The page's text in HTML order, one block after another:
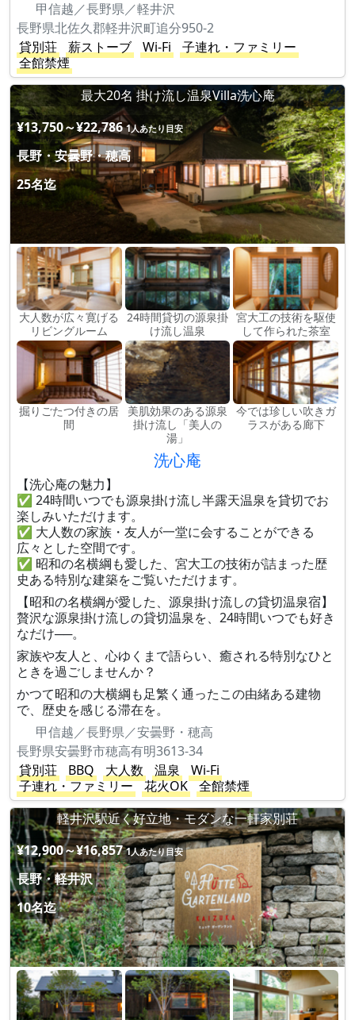
甲信越／長野県／軽井沢
長野県北佐久郡軽井沢町追分950-2
貸別荘
薪ストーブ Wi-Fi
子連れ・ファミリー
全館禁煙
最大20名 掛け流し温泉Villa洗心庵
¥13,750～¥22,786 1人あたり目安
長野・安曇野・穂高
25名迄
大人数が広々寛げる
リビングルーム
24時間貸切の源泉掛
け流し温泉
宮大工の技術を駆使
して作られた茶室
掘りごたつ付きの居
間
美肌効果のある源泉
掛け流し「美人の
湯」
今では珍しい吹きガ
ラスがある廊下
洗心庵
【洗心庵の魅力】
✅ 24時間いつでも源泉掛け流し半露天温泉を貸切でお
楽しみいただけます。
✅ 大人数の家族・友人が一堂に会することができる
広々とした空間です。
✅ 昭和の名横綱も愛した、宮大工の技術が詰まった歴
史ある特別な建築をご覧いただけます。
【昭和の名横綱が愛した、源泉掛け流しの貸切温泉宿】
贅沢な源泉掛け流しの貸切温泉を、24時間いつでも好き
なだけ──。
家族や友人と、心ゆくまで語らい、癒される特別なひと
ときを過ごしませんか？
かつて昭和の大横綱も足繁く通ったこの由緒ある建物
で、歴史を感じる滞在を。
甲信越／長野県／安曇野・穂高
長野県安曇野市穂高有明3613-34
貸別荘
BBQ 大人数 温泉
Wi-Fi
子連れ・ファミリー
花火OK
全館禁煙
軽井沢駅近く好立地・モダンな一軒家別荘
¥12,900～¥16,857 1人あたり目安
長野・軽井沢
10名迄